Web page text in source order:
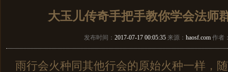
大玉儿传奇手把手教你学会法师
发布时间： 2017-07-17 00:05:35 来源： haosf.com 作者
雨行会火种同其他行会的原始火种一样，